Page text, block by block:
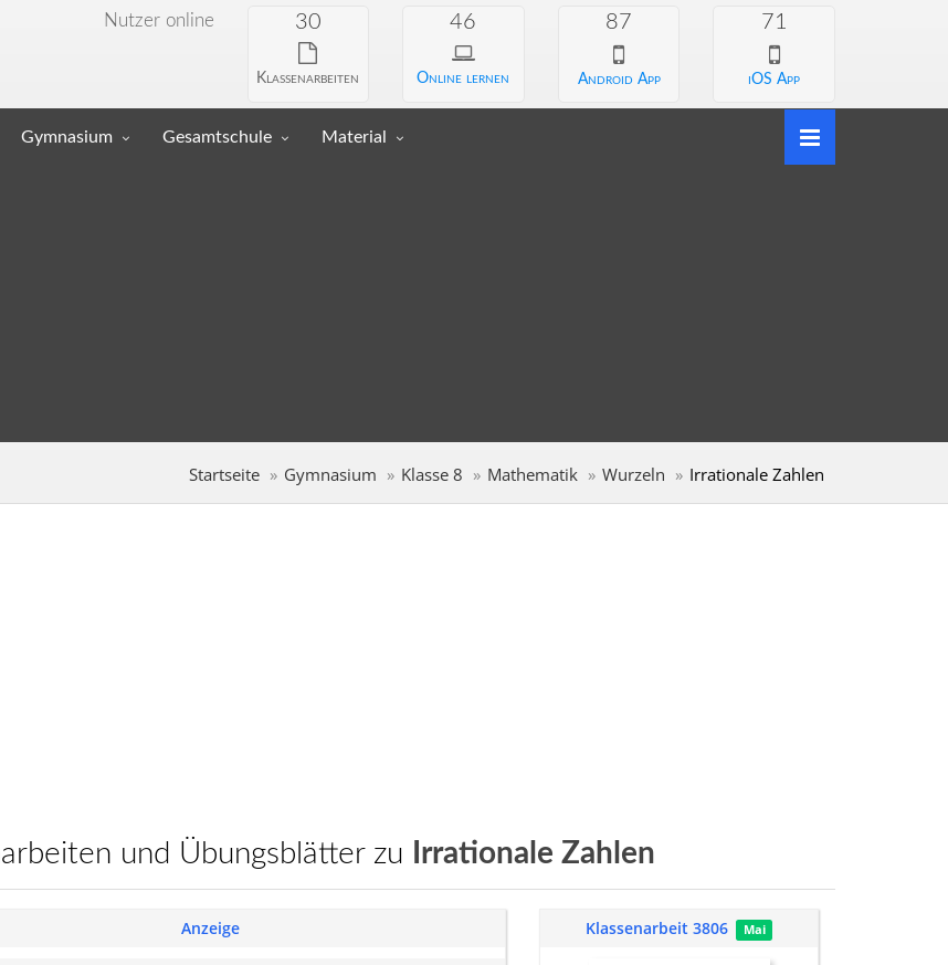
Nutzer online 30
Klassenarbeiten
46
Online lernen
87
Android App
71
iOS App
Gymnasium Gesamtschule Material
Startseite Gymnasium Klasse 8 Mathematik Wurzeln Irrationale Zahlen
und Übungsblätter zu Irrationale Zahlen
Anzeige Klassenarbeit 3806 Mai